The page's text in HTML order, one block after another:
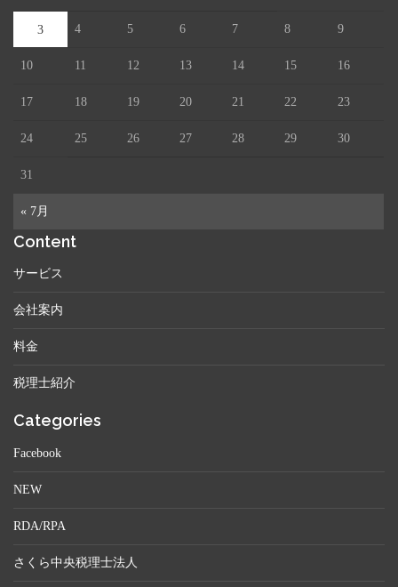
« 7月
3 4 5 6 7 8 9
10 11 12 13 14 15 16
17 18 19 20 21 22 23
24 25 26 27 28 29 30
31
Content
サービス
会社案内
料金
税理士紹介
Categories
Facebook
NEW
RDA/RPA
さくら中央税理士法人